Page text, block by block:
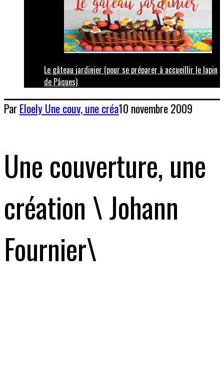
Le gâteau jardinier (pour se préparer à accueillir le lapin
de Pâques)
ParEloelyUne couv, une créa10 novembre 2009
Une couverture, une
création \ Johann
Fournier\